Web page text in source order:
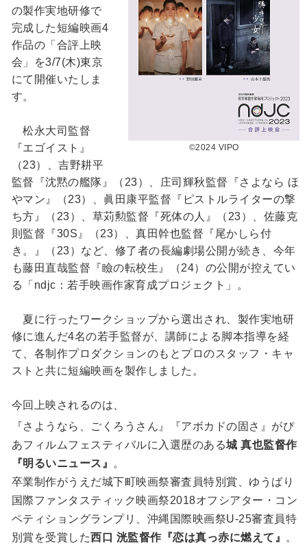
©2024 VIPO
の製作実地研修で
完成した短編映画4
作品の「合評上映
会」を3/7(木)東京
にて開催いたしま
す。
松永大司監督
『エゴイスト』
（23）、吉野耕平
監督『沈黙の艦隊』（23）、庄司輝秋監督『さよなら ほ
やマン』（23）、眞田康平監督『ピストルライターの撃
ち方』（23）、草苅勲監督『死体の人』（23）、佐藤克
則監督『30S』（23）、真田幹也監督『尾かしら付
き。』（23）など、修了者の長編劇場公開が続き、今年
も藤田直哉監督『瞼の転校生』（24）の公開が控えてい
る「ndjc：若手映画作家育成プロジェクト」。
夏に行ったワークショップから選出され、製作実地研
修に進んだ4名の若手監督が、講師による脚本指導を経
て、各制作プロダクションのもとプロのスタッフ・キャ
ストと共に短編映画を製作しました。
今回上映されるのは、
『さようなら、ごくろうさん』『アボカドの固さ』がぴ
あフィルムフェスティバルに入選歴のある城 真也監督作
『明るいニュース』
。
卒業制作がうえだ城下町映画祭審査員特別賞、ゆうばり
国際ファンタスティック映画祭2018オフシアター・コン
ペティショングランプリ、沖縄国際映画祭U-25審査員特
別賞を受賞した西口 洸監督作『恋は真っ赤に燃えて』
。